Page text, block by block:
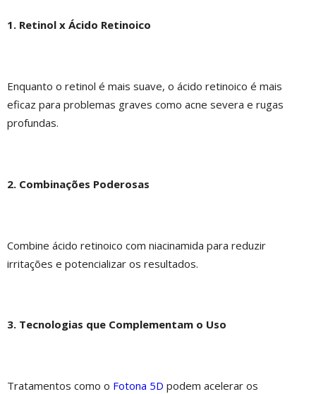
1. Retinol x Ácido Retinoico
Enquanto o retinol é mais suave, o ácido retinoico é mais
eficaz para problemas graves como acne severa e rugas
profundas.
2. Combinações Poderosas
Combine ácido retinoico com niacinamida para reduzir
irritações e potencializar os resultados.
3. Tecnologias que Complementam o Uso
Tratamentos como o Fotona 5D podem acelerar os